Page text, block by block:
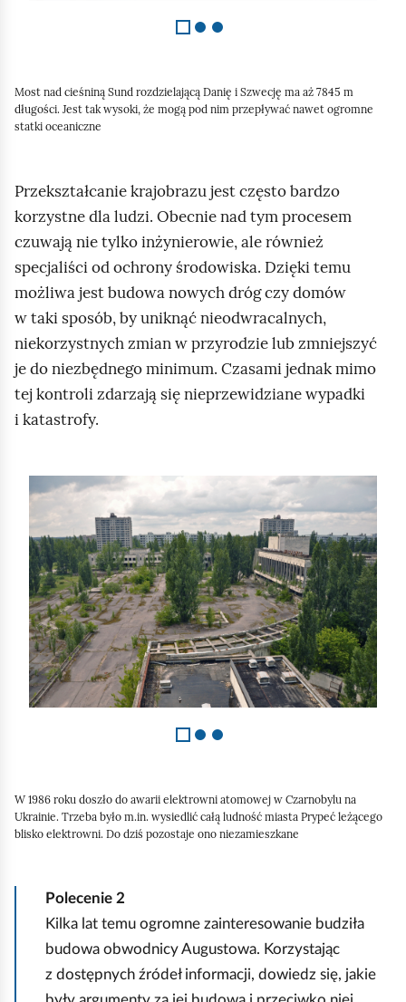
Most nad cieśniną Sund rozdzielającą Danię i Szwecję ma aż 7845 m
długości. Jest tak wysoki, że mogą pod nim przepływać nawet ogromne
statki oceaniczne
Przekształcanie krajobrazu jest często bardzo
korzystne dla ludzi. Obecnie nad tym procesem
czuwają nie tylko inżynierowie, ale również
specjaliści od ochrony środowiska. Dzięki temu
możliwa jest budowa nowych dróg czy domów
w taki sposób, by uniknąć nieodwracalnych,
niekorzystnych zmian w przyrodzie lub zmniejszyć
je do niezbędnego minimum. Czasami jednak mimo
tej kontroli zdarzają się nieprzewidziane wypadki
i katastrofy.
a
j
d
1
z
3
W 1986 roku doszło do awarii elektrowni atomowej w Czarnobylu na
Ukrainie. Trzeba było m.in. wysiedlić całą ludność miasta Prypeć leżącego
blisko elektrowni. Do dziś pozostaje ono niezamieszkane
Polecenie 2
Kilka lat temu ogromne zainteresowanie budziła
budowa obwodnicy Augustowa. Korzystając
z dostępnych źródeł informacji, dowiedz się, jakie